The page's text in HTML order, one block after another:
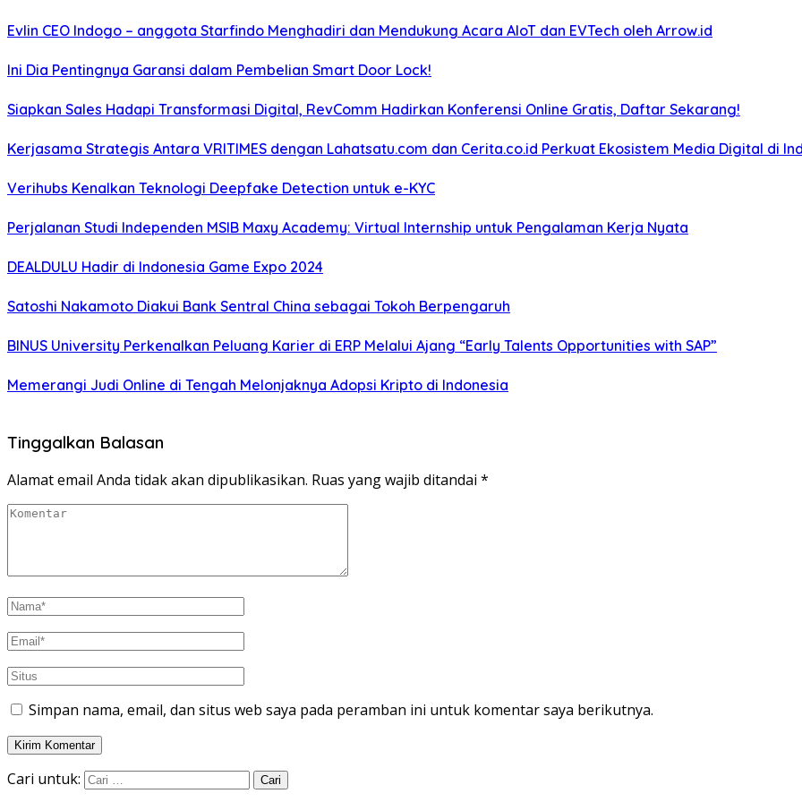
Evlin CEO Indogo – anggota Starfindo Menghadiri dan Mendukung Acara AIoT dan EVTech oleh Arrow.id
Ini Dia Pentingnya Garansi dalam Pembelian Smart Door Lock!
Siapkan Sales Hadapi Transformasi Digital, RevComm Hadirkan Konferensi Online Gratis, Daftar Sekarang!
Kerjasama Strategis Antara VRITIMES dengan Lahatsatu.com dan Cerita.co.id Perkuat Ekosistem Media Digital di
Verihubs Kenalkan Teknologi Deepfake Detection untuk e-KYC
Perjalanan Studi Independen MSIB Maxy Academy: Virtual Internship untuk Pengalaman Kerja Nyata
DEALDULU Hadir di Indonesia Game Expo 2024
Satoshi Nakamoto Diakui Bank Sentral China sebagai Tokoh Berpengaruh
BINUS University Perkenalkan Peluang Karier di ERP Melalui Ajang “Early Talents Opportunities with SAP”
Memerangi Judi Online di Tengah Melonjaknya Adopsi Kripto di Indonesia
Tinggalkan Balasan
Alamat email Anda tidak akan dipublikasikan. Ruas yang wajib ditandai *
Simpan nama, email, dan situs web saya pada peramban ini untuk komentar saya berikutnya.
Cari untuk: